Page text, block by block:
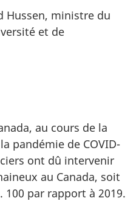
Hussen, ministre du
et de
au cours de la
pandémie de COVID-
ont dû intervenir
au Canada, soit
100 par rapport à 2019.